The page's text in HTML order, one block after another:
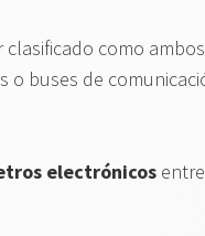
como
o buses de
electrónicos